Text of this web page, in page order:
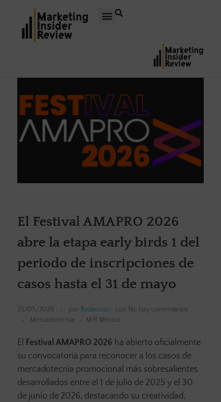
El Festival AMAPRO 2026
abre la etapa early birds 1 del
periodo de inscripciones de
casos hasta el 31 de mayo
25/05/2026 por Redacción con No hay comentarios
Mercadotecnia
MIR México
El Festival AMAPRO 2026 ha abierto oficialmente
su convocatoria para reconocer a los casos de
mercadotecnia promocional más sobresalientes
desarrollados entre el 1 de julio de 2025 y el 30
de junio de 2026, destacando su creatividad,